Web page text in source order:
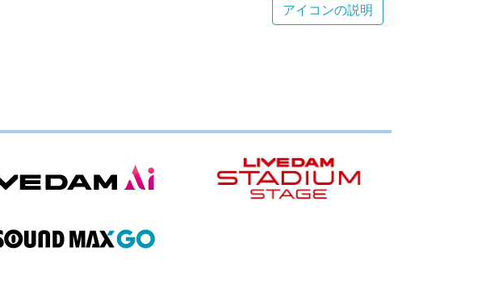
アイコンの説明